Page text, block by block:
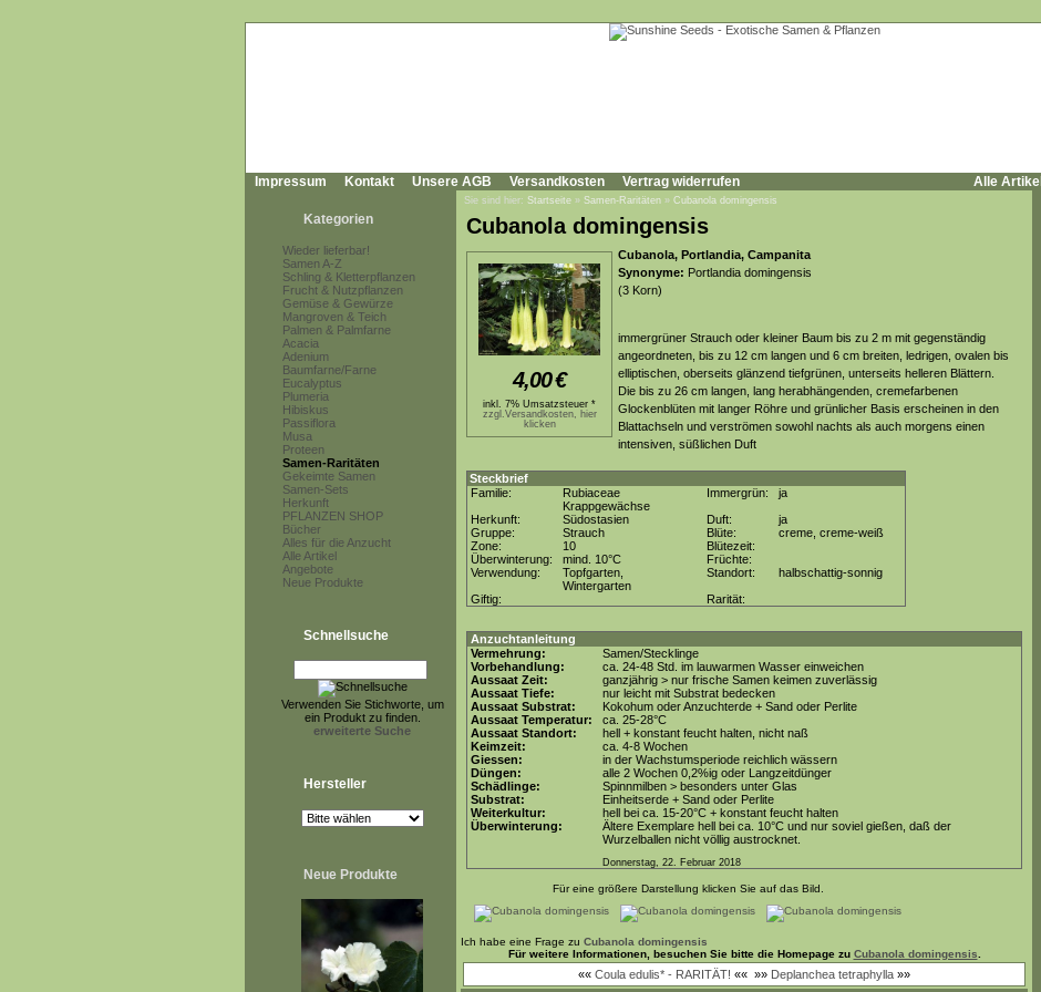
Impressum Kontakt Unsere AGB Versandkosten Vertrag widerrufen Alle Artikel
Kategorien
Wieder lieferbar!
Samen A-Z
Schling & Kletterpflanzen
Frucht & Nutzpflanzen
Gemüse & Gewürze
Mangroven & Teich
Palmen & Palmfarne
Acacia
Adenium
Baumfarne/Farne
Eucalyptus
Plumeria
Hibiskus
Passiflora
Musa
Proteen
Samen-Raritäten
Gekeimte Samen
Samen-Sets
Herkunft
PFLANZEN SHOP
Bücher
Alles für die Anzucht
Alle Artikel
Angebote
Neue Produkte
Schnellsuche
Verwenden Sie Stichworte, um
ein Produkt zu finden.
erweiterte Suche
Hersteller
Neue Produkte
Sie sind hier: Startseite » Samen-Raritäten » Cubanola domingensis
Cubanola domingensis
4,00€
inkl. 7% Umsatzsteuer *
zzgl.Versandkosten, hier
klicken
Cubanola, Portlandia, Campanita
Synonyme: Portlandia domingensis
(3 Korn)
immergrüner Strauch oder kleiner Baum bis zu 2 m mit gegenständig
angeordneten, bis zu 12 cm langen und 6 cm breiten, ledrigen, ovalen bis
elliptischen, oberseits glänzend tiefgrünen, unterseits helleren Blättern.
Die bis zu 26 cm langen, lang herabhängenden, cremefarbenen
Glockenblüten mit langer Röhre und grünlicher Basis erscheinen in den
Blattachseln und verströmen sowohl nachts als auch morgens einen
intensiven, süßlichen Duft
Steckbrief
Familie:
Rubiaceae
Krappgewächse
Immergrün:
ja
Herkunft:
Südostasien Duft:
ja
Gruppe:
Strauch Blüte:
creme, creme-weiß
Zone:
10
Blütezeit:
Überwinterung:
mind. 10°C
Früchte:
Verwendung:
Topfgarten,
Wintergarten
Standort:
halbschattig-sonnig
Giftig:
Rarität:
Anzuchtanleitung
Vermehrung:
Samen/Stecklinge
Vorbehandlung:
ca. 24-48 Std. im lauwarmen Wasser einweichen
Aussaat Zeit:
ganzjährig > nur frische Samen keimen zuverlässig
Aussaat Tiefe:
nur leicht mit Substrat bedecken
Aussaat Substrat:
Kokohum oder Anzuchterde + Sand oder Perlite
Aussaat Temperatur:
ca. 25-28°C
Aussaat Standort:
hell + konstant feucht halten, nicht naß
Keimzeit:
ca. 4-8 Wochen
Giessen:
in der Wachstumsperiode reichlich wässern
Düngen:
alle 2 Wochen 0,2%ig oder Langzeitdünger
Schädlinge:
Spinnmilben > besonders unter Glas
Substrat:
Einheitserde + Sand oder Perlite
Weiterkultur:
hell bei ca. 15-20°C + konstant feucht halten
Überwinterung:
Ältere Exemplare hell bei ca. 10°C und nur soviel gießen, daß der
Wurzelballen nicht völlig austrocknet.
Donnerstag, 22. Februar 2018
Für eine größere Darstellung klicken Sie auf das Bild.
Ich habe eine Frage zu Cubanola domingensis
Für weitere Informationen, besuchen Sie bitte die Homepage zu Cubanola domingensis
«« Coula edulis* - RARITÄT! «« »» Deplanchea tetraphylla »»